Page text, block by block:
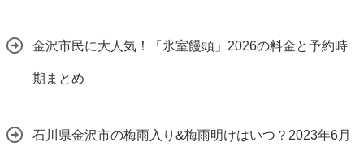
金沢市民に大人気！「氷室饅頭」2026の料金と予約時
期まとめ
石川県金沢市の梅雨入り&梅雨明けはいつ？2023年6月